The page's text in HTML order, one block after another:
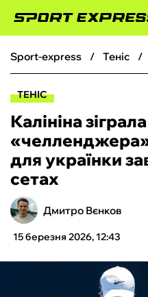
ФУТБОЛ
БОКС
ХОКЕЙ
ТЕНІС
КІБЕРСПОРТ
sport-express теніс
ТЕНІС
Калініна
«челленджера»
для українки
сетах
Дмитро Вєнков
15 березня 2026, 12:43